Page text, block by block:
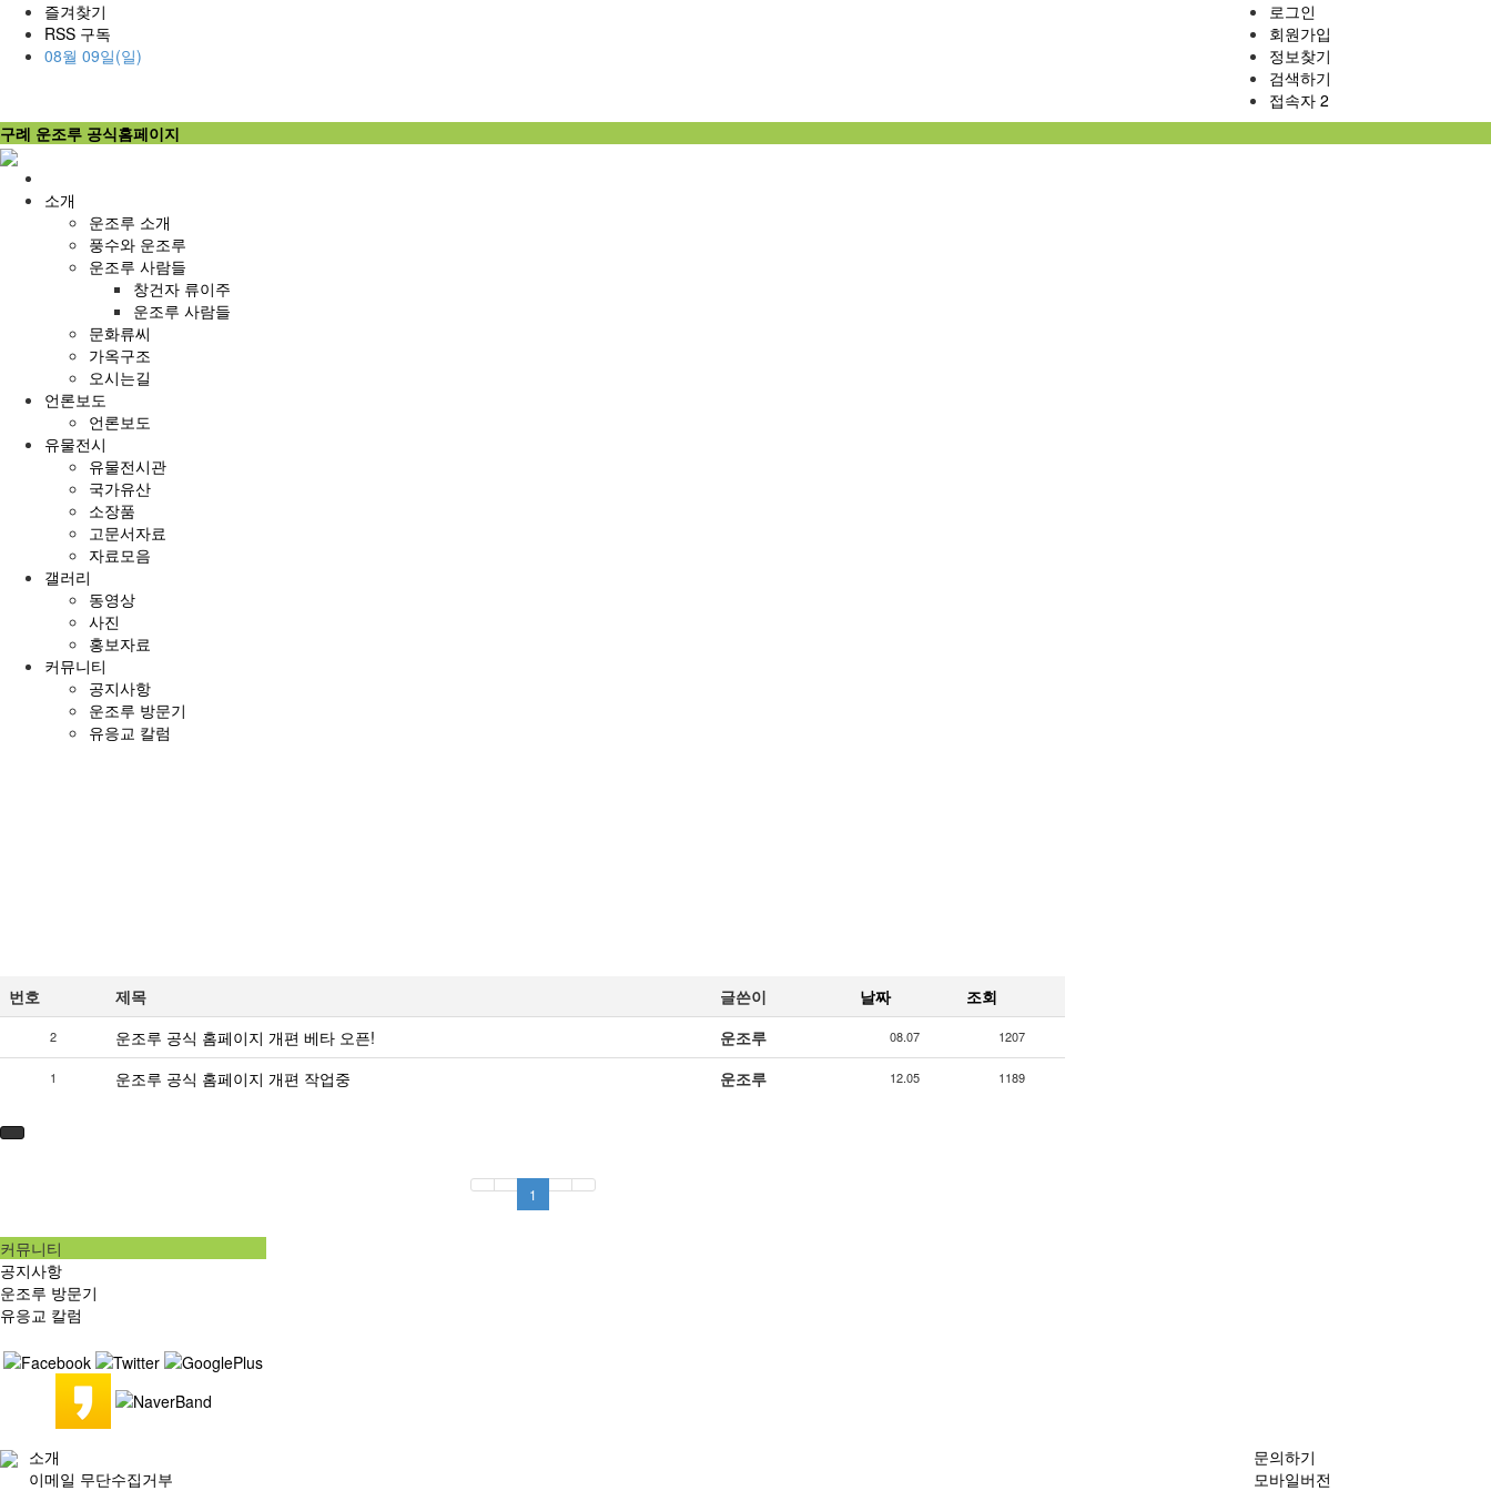
즐겨찾기
RSS 구독
08월 09일(일)
로그인
회원가입
정보찾기
검색하기
접속자 2
구례 운조루 공식홈페이지
으
소개
운조루 소개
풍수와 운조루
운조루 사람들
창건자 류이주
운조루 사람들
문화류씨
가옥구조
오시는길
언론보도
언론보도
유물전시
유물전시관
국가유산
소장품
고문서자료
자료모음
갤러리
동영상
사진
홍보자료
커뮤니티
공지사항
운조루 방문기
유응교 칼럼
번호 제목 글쓴이 날짜 조회
2 운조루 공식 홈페이지 개편 베타 오픈! 운조루 08.07 1207
1 운조루 공식 홈페이지 개편 작업중 운조루 12.05 1189
1
커뮤니티
공지사항
운조루 방문기
유응교 칼럼
소개
이메일 무단수집거부
문의하기
모바일버전